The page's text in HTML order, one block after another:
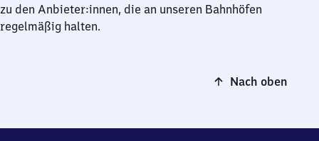
zu den Anbieter:innen, die an unseren Bahnhöfen
regelmäßig halten.
Nach oben